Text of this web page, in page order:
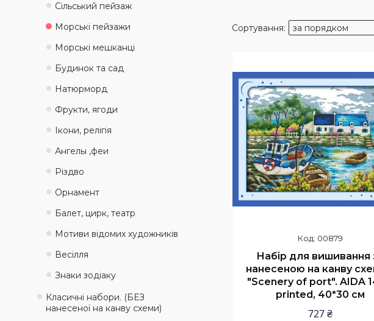
00879
Набір для вишивання
нанесеною на канву
"Scenery of port". AIDA
printed, 40*30 см
727 ₴
Сільський пейзаж
Морські пейзажи
Морські мешканці
Будинок та сад
Натюрморд
Фрукти, ягоди
Ікони, релігія
Ангелы ,феи
Різдво
Орнамент
Балет, цирк, театр
Мотиви відомих художників
Весілля
Знаки зодіаку
Класичні набори. (БЕЗ
нанесеної на канву схеми)